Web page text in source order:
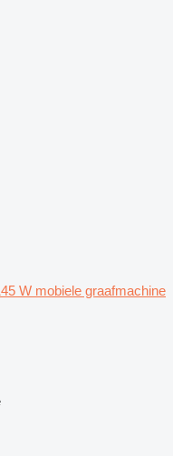
W mobiele graafmachine